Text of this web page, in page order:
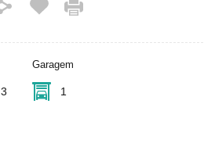
Garagem
1